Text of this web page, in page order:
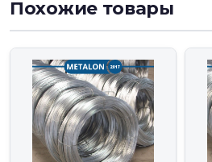
Похожие товары